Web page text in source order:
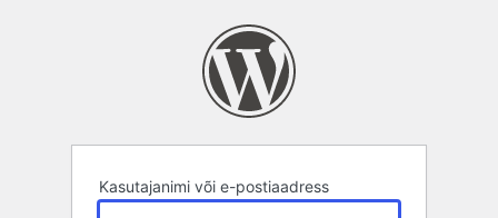
Kasutajanimi või e-postiaadress